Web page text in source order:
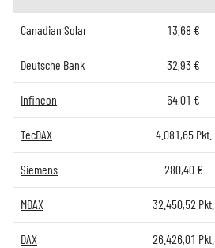
Canadian Solar 13,68 €
Deutsche Bank 32,93 €
Infineon 64,01 €
TecDAX 4.081,65Pkt.
Siemens 280,40€
MDAX 32.450,52 Pkt.
DAX 26.426,01 Pkt.